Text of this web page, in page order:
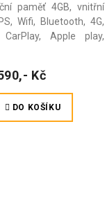
paměť 4GB, vnitřní
Wifi, Bluetooth, 4G,
Apple play,
Kč
DO KOŠÍKU